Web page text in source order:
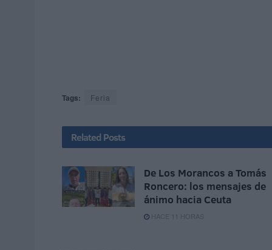
Tags: Feria
Related Posts
De Los Morancos a Tomás
Roncero: los mensajes de
ánimo hacia Ceuta
HACE 11 HORAS